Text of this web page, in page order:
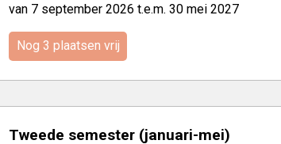
van 7 september 2026 t.e.m. 30 mei 2027
Nog 3 plaatsen vrij
Tweede semester (januari-mei)